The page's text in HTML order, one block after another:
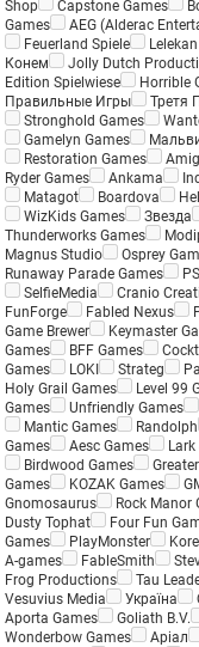
Shop
Capstone Games
Games
AEG (Alderac
Feuerland Spiele
Конем
Jolly Dutch
Edition Spielwiese
Horrible
Правильные Игры
Третя
Stronghold Games
Gamelyn Games
Restoration Games
Ryder Games
Ankama
Matagot
Boardova
WizKids Games
Звезда
Thunderworks Games
Magnus Studio
Osprey
Runaway Parade Games
SelfieMedia
Cranio
FunForge
Fabled Nexus
Game Brewer
Keymaster
Games
BFF Games
Games
LOKI Strateg
Holy Grail Games
Level 99
Games
Unfriendly Games
Mantic Games
Randolph
Games
Aesc Games
Birdwood Games
Games
KOZAK Games
Gnomosaurus
Rock Manor
Dusty Tophat
Four Fun
Games
PlayMonster
A-games
FableSmith
Frog Productions
Tau
Vesuvius Media
Україна
Aporta Games
Goliath B.V.
Wonderbow Games
Аріал